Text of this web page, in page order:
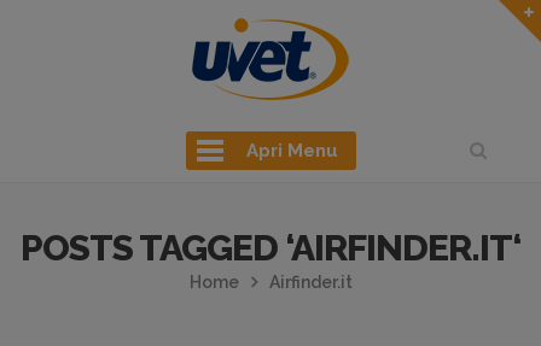
Apri Menu
POSTS TAGGED ‘AIRFINDER.IT‘
Home Airfinder.it